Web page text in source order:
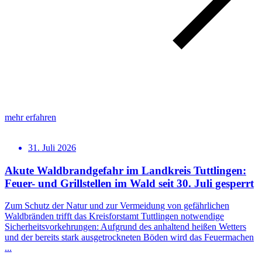
mehr erfahren
31. Juli 2026
Akute Waldbrandgefahr im Landkreis Tuttlingen:
Feuer- und Grillstellen im Wald seit 30. Juli gesperrt
Zum Schutz der Natur und zur Vermeidung von gefährlichen
Waldbränden trifft das Kreisforstamt Tuttlingen notwendige
Sicherheitsvorkehrungen: Aufgrund des anhaltend heißen Wetters
und der bereits stark ausgetrockneten Böden wird das Feuermachen
...